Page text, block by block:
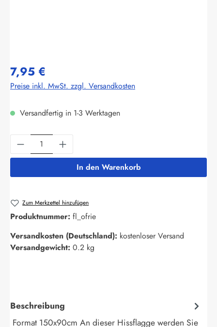
7,95 €
Preise inkl. MwSt. zzgl. Versandkosten
Versandfertig in 1-3 Werktagen
Produkt Anzahl: Gib den gewünschten
In den Warenkorb
Zum Merkzettel hinzufügen
Produktnummer: fl_ofrie
Versandkosten (Deutschland): kostenloser Versand
Versandgewicht: 0.2 kg
Beschreibung
Format 150x90cm An dieser Hissflagge werden Sie